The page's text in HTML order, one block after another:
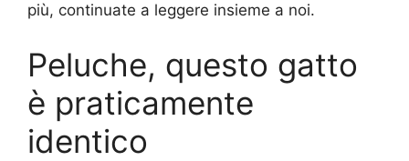
più, continuate a leggere insieme a noi.
Peluche, questo gatto
è praticamente
identico